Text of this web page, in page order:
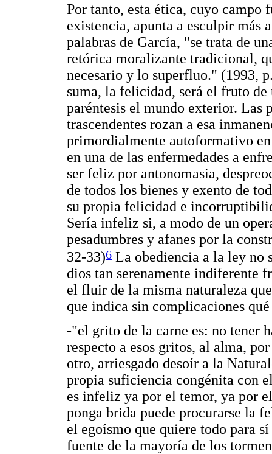
Por tanto, esta ética, cuyo campo
existencia, apunta a esculpir más
palabras de García, "se trata de
retórica moralizante tradicional,
necesario y lo superfluo." (1993,
suma, la felicidad, será el fruto
paréntesis el mundo exterior. Las
trascendentes rozan a esa
primordialmente autoformativo
en una de las enfermedades a
ser feliz por antonomasia,
de todos los bienes y exento de
su propia felicidad e
Sería infeliz si, a modo de un
pesadumbres y afanes por la
32-33)6 La obediencia a la ley no
dios tan serenamente indiferente
el fluir de la misma naturaleza
que indica sin complicaciones
-"el grito de la carne es: no tener
respecto a esos gritos, al alma,
otro, arriesgado desoír a la
propia suficiencia congénita con
es infeliz ya por el temor, ya por
ponga brida puede procurarse la
el egoísmo que quiere todo para
fuente de la mayoría de los